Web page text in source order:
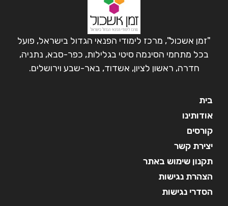
"זמן אשכול", מרכז לימודי הפנאי הגדול בישראל, פועל
בכל מתחמי הסינמה סיטי בגלילות, כפר-סבא, נתניה,
חדרה, ראשון לציון, אשדוד, באר-שבע וירושלים.
בית
אודותינו
קורסים
יצירת קשר
תקנון שימוש באתר
הצהרת נגישות
הסדרי נגישות